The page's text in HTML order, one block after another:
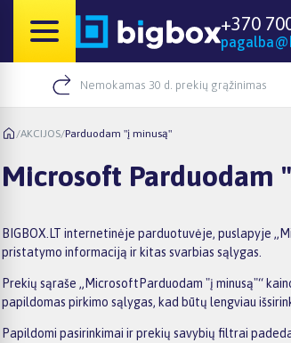
+370
Nemokamas 30 d. prekių grąžinimas
/AKCIJOS/Parduodam "į minusą"
Microsoft Parduodam
BIGBOX.LT internetinėje parduotuvėje, puslapyje
pristatymo informaciją ir kitas svarbias sąlygas.
Prekių sąraše „MicrosoftParduodam "į minusą"“
papildomas pirkimo sąlygas, kad būtų lengviau
Papildomi pasirinkimai ir prekių savybių filtrai